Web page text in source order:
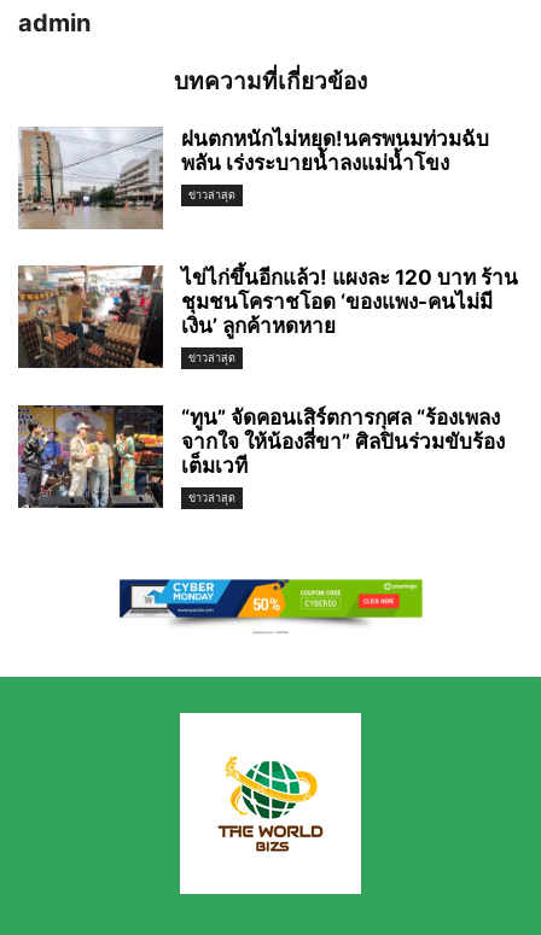
admin
บทความที่เกี่ยวข้อง
ฝนตกหนักไม่หยุด!นครพนมท่วมฉับ
พลัน เร่งระบายน้ำลงแม่น้ำโขง
ข่าวล่าสุด
ไข่ไก่ขึ้นอีกแล้ว! แผงละ 120 บาท ร้าน
ชุมชนโคราชโอด ‘ของแพง-คนไม่มี
เงิน’ ลูกค้าหดหาย
ข่าวล่าสุด
“ทูน” จัดคอนเสิร์ตการกุศล “ร้องเพลง
จากใจ ให้น้องสี่ขา” ศิลปินร่วมขับร้อง
เต็มเวที
ข่าวล่าสุด